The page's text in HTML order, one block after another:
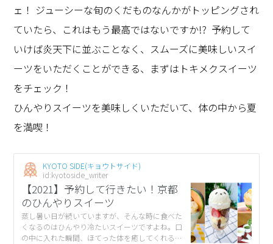
ェ！ ジューシーな旬のくだものなんかがトッピングされ
ていたら、これはもう最高ではないですか!? 予約して
いけば炎天下に並ぶことなく、スムーズに美味しいスイ
ーツをいただくことができる、まずはトキメクスイーツ
をチェック！
ひんやりスイーツを美味しくいただいて、体の中から夏
を満喫！
KYOTO SIDE(キョウトサイド)
id:kyotoside_writer
【2021】予約して行きたい！京都
のひんやりスイーツ
蒸し暑い日が続いていますが、そんな時に食べた
くなるのはひんやり冷たいスイーツですよね。口
の中に入れた瞬間、ほてった体を癒してくれるか